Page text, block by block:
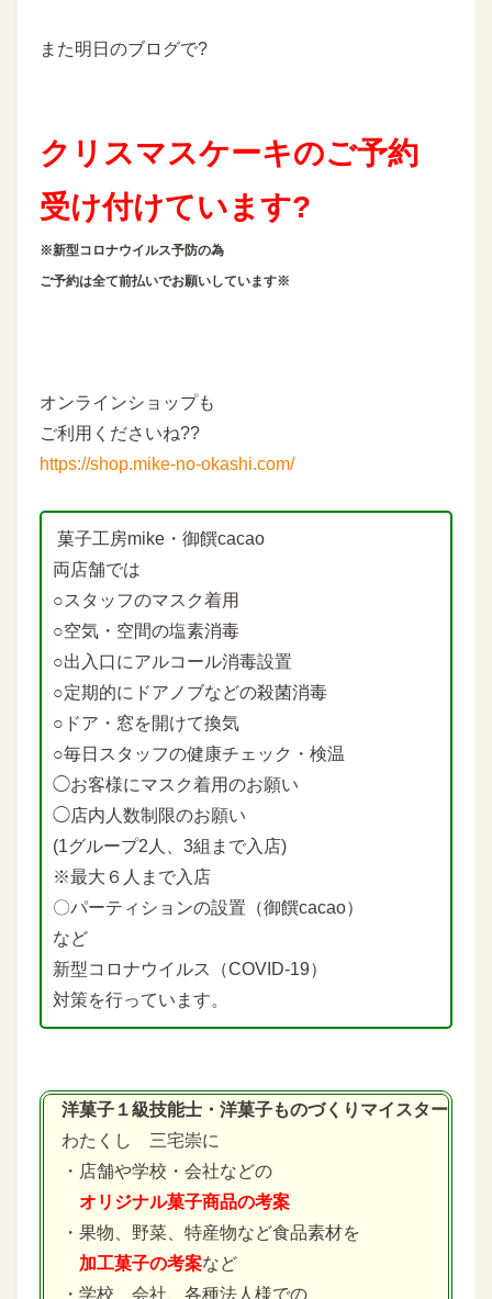
また明日のブログで?
クリスマスケーキのご予約
受け付けています?
※新型コロナウイルス予防の為
ご予約は全て前払いでお願いしています※
オンラインショップも
ご利用くださいね??
https://shop.mike-no-okashi.com/
菓子工房mike・御饌cacao
両店舗では
○スタッフのマスク着用
○空気・空間の塩素消毒
○出入口にアルコール消毒設置
○定期的にドアノブなどの殺菌消毒
○ドア・窓を開けて換気
○毎日スタッフの健康チェック・検温
◯お客様にマスク着用のお願い
◯店内人数制限のお願い
(1グループ2人、3組まで入店)
※最大６人まで入店
〇パーティションの設置（御饌cacao）
など
新型コロナウイルス（COVID-19）
対策を行っています。
洋菓子１級技能士・洋菓子ものづくりマイスター
わたくし 三宅崇に
・店舗や学校・会社などの
オリジナル菓子商品の考案
・果物、野菜、特産物など食品素材を
加工菓子の考案など
・学校、会社、各種法人様での